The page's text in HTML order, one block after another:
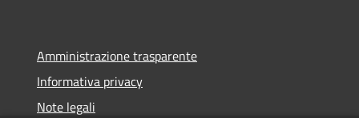
Amministrazione trasparente
Informativa privacy
Note legali